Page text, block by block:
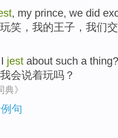
, my prince, we did
笑 ， 我的王子 ， 我们
jest about such a thing?
我会说着玩吗？
典》
句